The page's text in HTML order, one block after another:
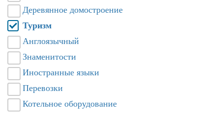
Деревянное домостроение
Туризм
Англоязычный
Знаменитости
Иностранные языки
Перевозки
Котельное оборудование